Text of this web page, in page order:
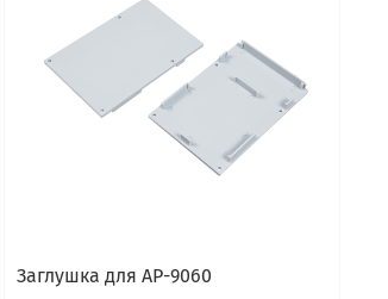
Заглушка для AP-9060